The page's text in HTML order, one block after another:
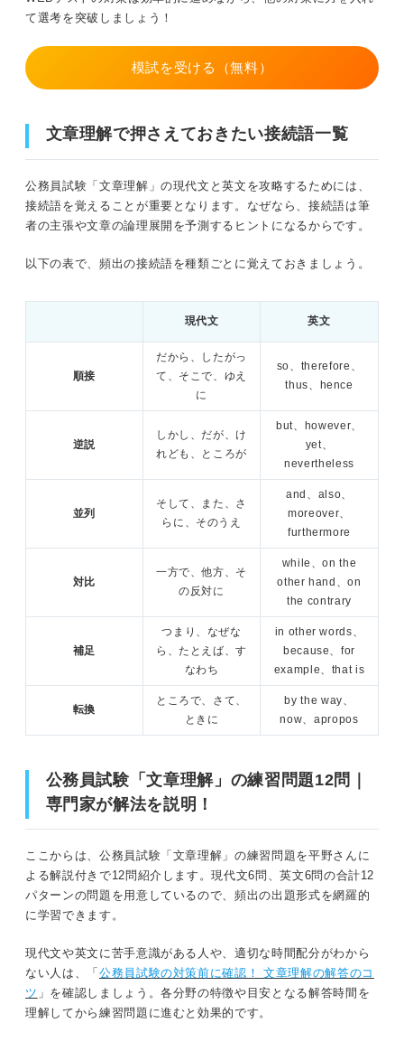
て選考を突破しましょう！
模試を受ける（無料）
文章理解で押さえておきたい接続語一覧
公務員試験「文章理解」の現代文と英文を攻略するためには、
接続語を覚えることが重要となります。なぜなら、接続語は筆
者の主張や文章の論理展開を予測するヒントになるからです。
以下の表で、頻出の接続語を種類ごとに覚えておきましょう。
現代文 英文
順接
だから、したがっ
て、そこで、ゆえ
に
so、therefore、
thus、hence
逆説
しかし、だが、け
れども、ところが
but、however、
yet、
nevertheless
並列
そして、また、さ
らに、そのうえ
and、also、
moreover、
furthermore
対比
一方で、他方、そ
の反対に
while、on the
other hand、on
the contrary
補足
つまり、なぜな
ら、たとえば、す
なわち
in other words、
because、for
example、that is
転換
ところで、さて、
ときに
by the way、
now、apropos
公務員試験「文章理解」の練習問題12問｜
専門家が解法を説明！
ここからは、公務員試験「文章理解」の練習問題を平野さんに
よる解説付きで12問紹介します。現代文6問、英文6問の合計12
パターンの問題を用意しているので、頻出の出題形式を網羅的
に学習できます。
現代文や英文に苦手意識がある人や、適切な時間配分がわから
ない人は、「 公務員試験の対策前に確認！ 文章理解の解答のコ
ツ 」を確認しましょう。各分野の特徴や目安となる解答時間を
理解してから練習問題に進むと効果的です。